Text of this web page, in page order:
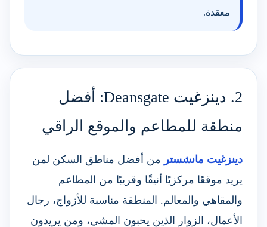
معقدة.
2. دينزغيت Deansgate: أفضل
منطقة للمطاعم والموقع الراقي
دينزغيت مانشستر من أفضل مناطق السكن لمن
يريد موقعًا مركزيًا أنيقًا وقريبًا من المطاعم
والمقاهي والمعالم. المنطقة مناسبة للأزواج، رجال
الأعمال، الزوار الذين يحبون المشي، ومن يريدون